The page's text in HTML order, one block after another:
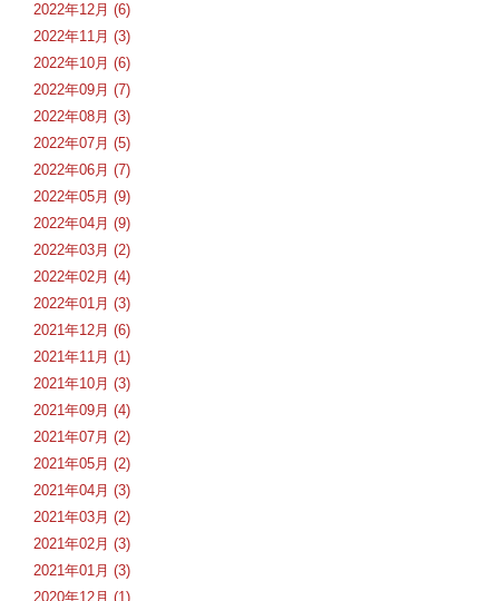
2022年12月 (6)
2022年11月 (3)
2022年10月 (6)
2022年09月 (7)
2022年08月 (3)
2022年07月 (5)
2022年06月 (7)
2022年05月 (9)
2022年04月 (9)
2022年03月 (2)
2022年02月 (4)
2022年01月 (3)
2021年12月 (6)
2021年11月 (1)
2021年10月 (3)
2021年09月 (4)
2021年07月 (2)
2021年05月 (2)
2021年04月 (3)
2021年03月 (2)
2021年02月 (3)
2021年01月 (3)
2020年12月 (1)